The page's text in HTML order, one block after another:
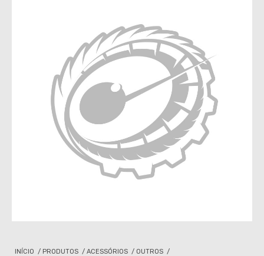
INÍCIO / PRODUTOS / ACESSÓRIOS / OUTROS /